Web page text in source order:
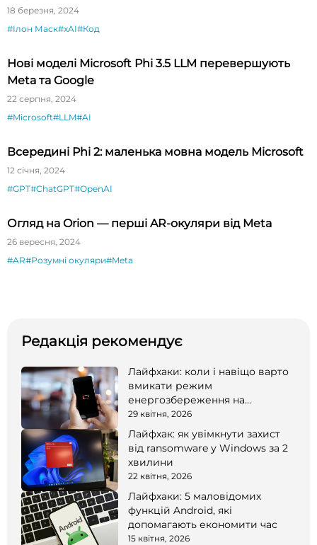
18 березня, 2024
#Ілон Маск#xAI#Код
Нові моделі Microsoft Phi 3.5 LLM перевершують
Meta та Google
22 серпня, 2024
#Microsoft#LLM#AI
Всередині Phi 2: маленька мовна модель Microsoft
12 січня, 2024
#GPT#ChatGPT#OpenAI
Огляд на Orion — перші AR-окуляри від Meta
26 вересня, 2024
#AR#Розумні окуляри#Meta
Редакція рекомендує
Лайфхаки: коли і навіщо варто
вмикати режим
енергозбереження на
смартфоні
29 квітня, 2026
Лайфхак: як увімкнути захист
від ransomware у Windows за 2
хвилини
22 квітня, 2026
Лайфхаки: 5 маловідомих
функцій Android, які
допомагають економити час
15 квітня, 2026